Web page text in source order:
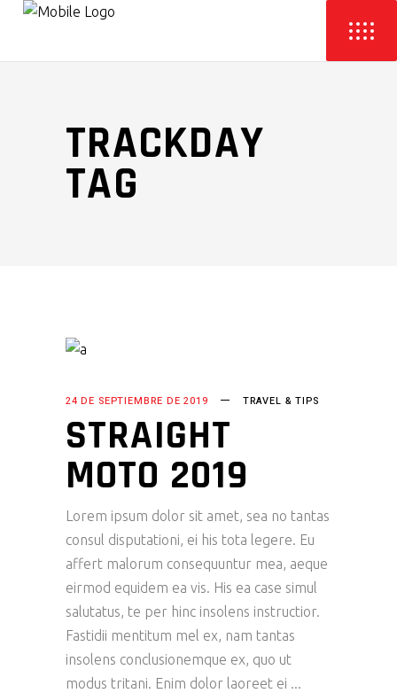
TRACKDAY
TAG
24 DE SEPTIEMBRE DE 2019 TRAVEL & TIPS
STRAIGHT
MOTO 2019
Lorem ipsum dolor sit amet, sea no tantas
consul disputationi, ei his tota legere. Eu
affert malorum consequuntur mea, aeque
eirmod equidem ea vis. His ea case simul
salutatus, te per hinc insolens instructior.
Fastidii mentitum mel ex, nam tantas
insolens conclusionemque ex, quo ut
modus tritani. Enim dolor laoreet ei